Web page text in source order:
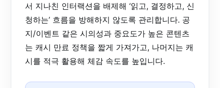
서 지나친 인터랙션을 배제해 ‘읽고, 결정하고, 신
청하는’ 흐름을 방해하지 않도록 관리합니다. 공
지/이벤트 같은 시의성과 중요도가 높은 콘텐츠
는 캐시 만료 정책을 짧게 가져가고, 나머지는 캐
시를 적극 활용해 체감 속도를 높입니다.